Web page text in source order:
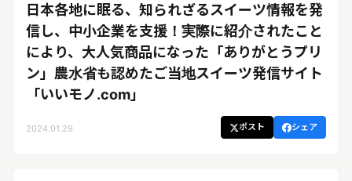
ビジネス
ライフスタイル
受信レターリリース受信ユーザー
メディアユーザーでログインする
レターリリースを受信（メディア登
録）
日本各地に眠る、知られざるスイーツ情報を発
信し、中小企業を支援！実際に紹介されたこと
により、大人気商品になった「ありがとうプリ
ン」農水省も認めたご当地スイーツ発信サイト
「いいモノ.com」
2024.01.29 ポスト シェア